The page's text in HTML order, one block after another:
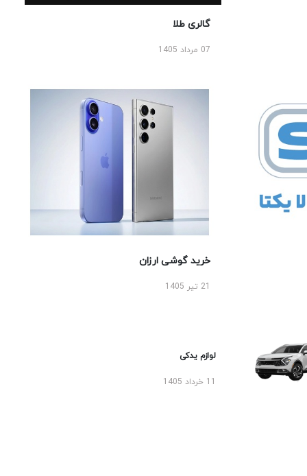
گالری طلا
07 مرداد 1405
خرید گوشی ارزان
لوازم یدکی